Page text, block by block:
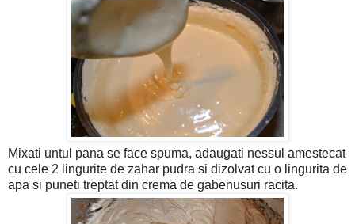
Mixati untul pana se face spuma, adaugati nessul amestecat
cu cele 2 lingurite de zahar pudra si dizolvat cu o lingurita de
apa si puneti treptat din crema de gabenusuri racita.